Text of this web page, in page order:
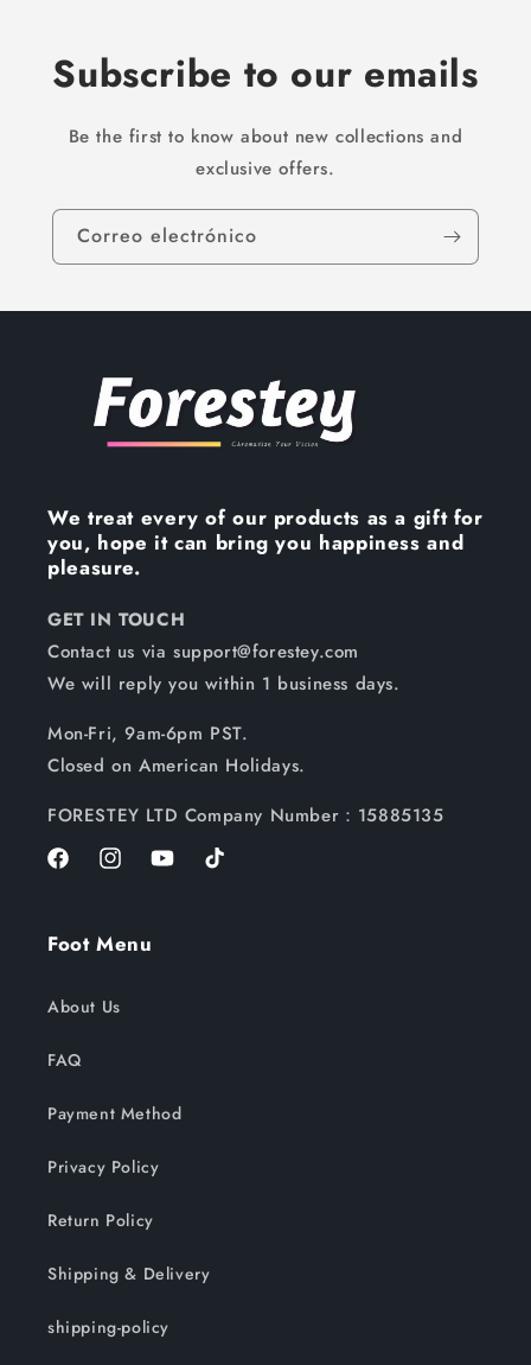
Subscribe to our emails
Be the first to know about new collections and
exclusive offers.
Correo electrónico
We treat every of our products as a gift for
you, hope it can bring you happiness and
pleasure.
GET IN TOUCH
Contact us via support@forestey.com
We will reply you within 1 business days.
Mon-Fri, 9am-6pm PST.
Closed on American Holidays.
FORESTEY LTD Company Number：15885135
FacebookInstagramYouTubeTikTok
Foot Menu
About Us
FAQ
Payment Method
Privacy Policy
Return Policy
Shipping & Delivery
shipping-policy